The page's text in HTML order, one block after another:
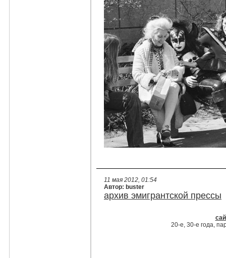
11 мая 2012, 01:54
Автор: buster
архив эмигрантской прессы
20-е, 30-е года,